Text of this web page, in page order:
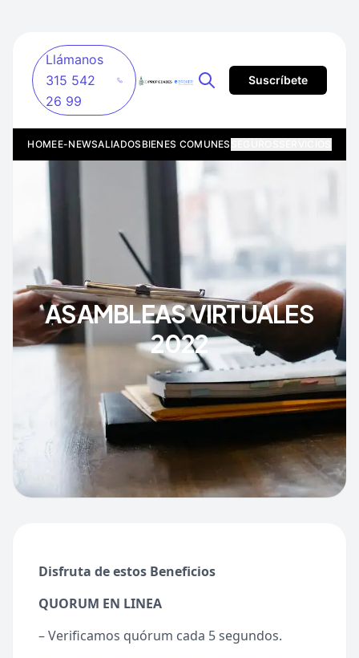
Llámanos
315 542
26 99
Suscríbete
HOMEE-NEWSALIADOS BIENES COMUNES
ASAMBLEAS VIRTUALES
2022
Disfruta de estos Beneficios
QUORUM EN LINEA
– Verificamos quórum cada 5 segundos.